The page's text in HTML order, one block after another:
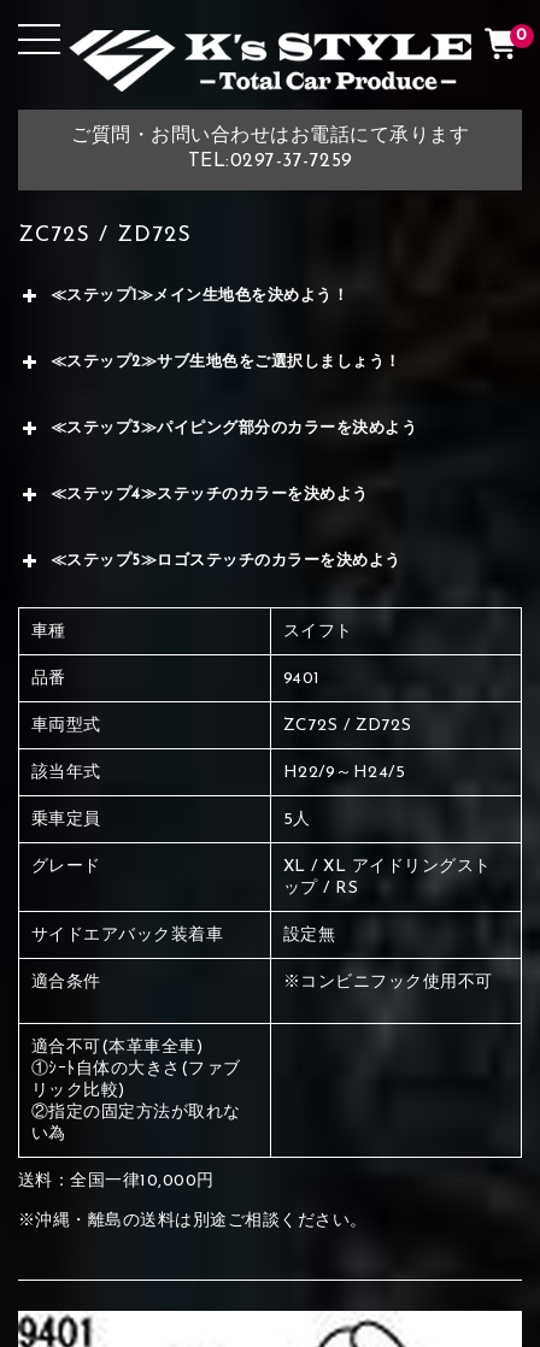
ご質問・お問い合わせはお電話にて承ります
TEL:0297-37-7259
0
ZC72S / ZD72S
≪ステップ1≫メイン生地色を決めよう！
赤く塗られている場所を選択
ください
メイン生地は下記16種類からご選択ください。
①Beige
≪ステップ2≫サブ生地色をご選択しましょう！
赤く塗られている部分にカラ
ー選択ください
≪ステップ3≫パイピング部分のカラーを決めよう
ください
≪ステップ4≫ステッチのカラーを決めよう
赤く塗られている場所を選択
≪ステップ5≫ロゴステッチのカラーを決めよう
赤く塗られている場所を選択
車種 スイフト
品番 9401
車両型式 ZC72S / ZD72S
該当年式 H22/9～H24/5
乗車定員 5人
グレード
XL / XL アイドリングスト
ップ / RS
サイドエアバック装着車 設定無
適合条件 ※コンビニフック使用不可
適合不可(本革車全車)
①ｼｰﾄ自体の大きさ(ファブ
リック比較)
②指定の固定方法が取れな
い為
送料：全国一律10,000円
※沖縄・離島の送料は別途ご相談ください。